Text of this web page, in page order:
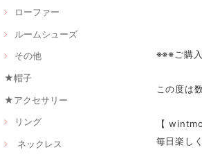
ローファー
ルームシューズ
その他
★帽子
★アクセサリー
リング
ネックレス
※※※ご購
この度は
【
毎日楽し